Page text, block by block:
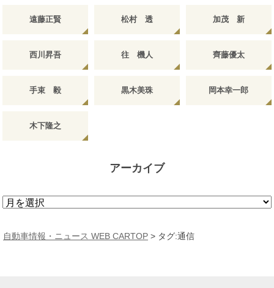
遠藤正賢 松村 透 加茂 新
西川昇吾 往 機人 齊藤優太
手束 毅 黒木美珠 岡本幸一郎
木下隆之
アーカイブ
ア
カ
自動車情報・ニュース WEB CARTOP > タグ:通信